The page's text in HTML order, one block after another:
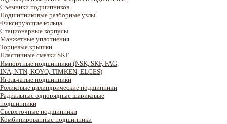
Съемники подшипников
Подшипниковые разборные узлы
Фиксирующие кольца
Стационарные корпусы
Манжетные уплотнения
Торцевые крышки
Пластичные смазки SKF
Импортные подшипники (NSK, SKF, FAG,
INA, NTN, KOYO, TIMKEN, ELGES)
Игольчатые подшипники
Роликовые цилиндрические подшипники
Радиальные однорядные шариковые
подшипники
Сверхточные подшипники
Комбинированные подшипники